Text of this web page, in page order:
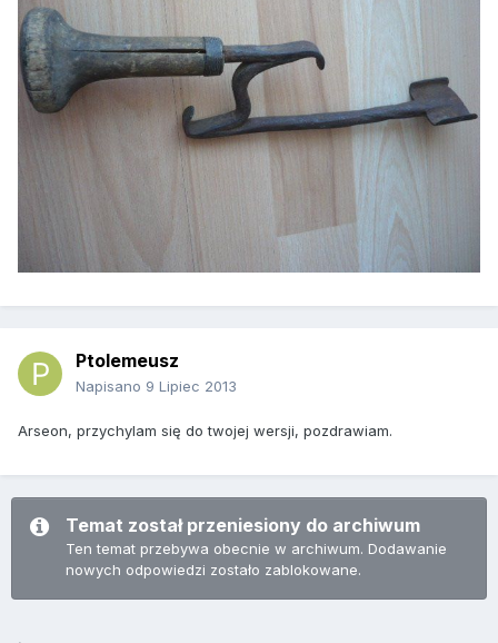
Ptolemeusz
Napisano 9 Lipiec 2013
Arseon, przychylam się do twojej wersji, pozdrawiam.
Temat został przeniesiony do archiwum
Ten temat przebywa obecnie w archiwum. Dodawanie
nowych odpowiedzi zostało zablokowane.